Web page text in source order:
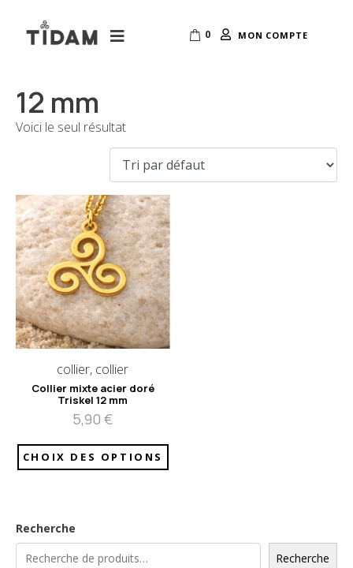
0 MON COMPTE
12 mm
Voici le seul résultat
collier, collier
Collier mixte acier doré
Triskel 12 mm
5,90€
CHOIX DES OPTIONS
Recherche
Recherche